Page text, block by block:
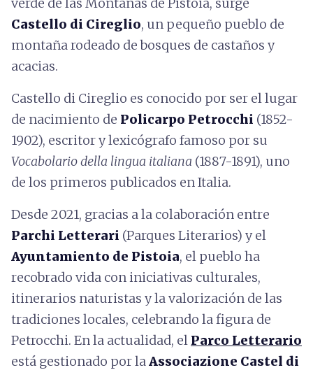
Castello di Cireglio, un pequeño pueblo de
montaña rodeado de bosques de castaños y
acacias.
Castello di Cireglio es conocido por ser el lugar
de nacimiento de Policarpo Petrocchi (1852-
1902), escritor y lexicógrafo famoso por su
Vocabolario della lingua italiana (1887-1891), uno
de los primeros publicados en Italia.
Desde 2021, gracias a la colaboración entre
Parchi Letterari (Parques Literarios) y el
Ayuntamiento de Pistoia, el pueblo ha
recobrado vida con iniciativas culturales,
itinerarios naturistas y la valorización de las
tradiciones locales, celebrando la figura de
Petrocchi. En la actualidad, el Parco Letterario
está gestionado por laAssociazione Castel di